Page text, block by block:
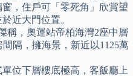
，住戶可「零死角」欣賞望
近大門位置。
稱，奧運站帝柏海灣2座中層
隔，擁海景，新近以1125萬
位下層樓底極高，客飯廳上